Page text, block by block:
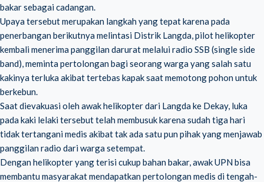
bakar sebagai cadangan.
Upaya tersebut merupakan langkah yang tepat karena pada
penerbangan berikutnya melintasi Distrik Langda, pilot helikopter
kembali menerima panggilan darurat melalui radio SSB (single side
band), meminta pertolongan bagi seorang warga yang salah satu
kakinya terluka akibat tertebas kapak saat memotong pohon untuk
berkebun.
Saat dievakuasi oleh awak helikopter dari Langda ke Dekay, luka
pada kaki lelaki tersebut telah membusuk karena sudah tiga hari
tidak tertangani medis akibat tak ada satu pun pihak yang menjawab
panggilan radio dari warga setempat.
Dengan helikopter yang terisi cukup bahan bakar, awak UPN bisa
membantu masyarakat mendapatkan pertolongan medis di tengah-